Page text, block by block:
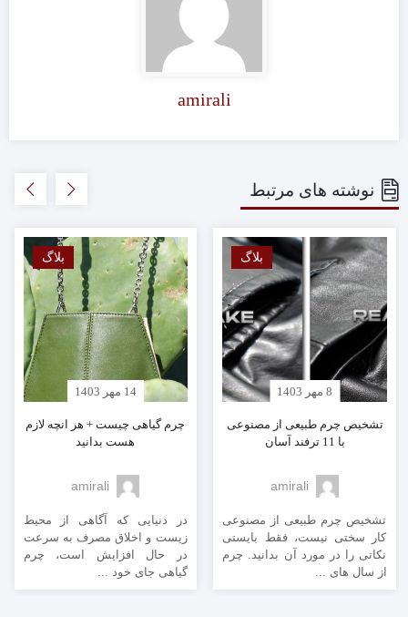
amirali
نوشته های مرتبط
بلاگ
8 مهر 1403
تشخیص چرم طبیعی از مصنوعی
با 11 ترفند آسان
amirali
تشخیص چرم طبیعی از مصنوعی
کار سختی نیست، فقط بایستی
نکاتی را در مورد آن بدانید. چرم
از سال های ...
بلاگ
14 مهر 1403
چرم گیاهی چیست + هر انچه لازم
هست بدانید
amirali
در دنیایی که آگاهی از محیط
زیست و اخلاق مصرف به سرعت
در حال افزایش است، چرم
گیاهی جای خود ...